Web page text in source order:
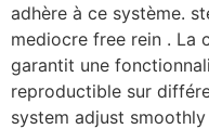
adhère à ce système.
mediocre free rein . La
garantit une
reproductible sur
system adjust